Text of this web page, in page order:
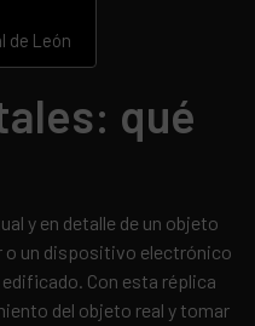
de León
qué
y en detalle de un objeto
o un dispositivo electrónico
Con esta réplica
del objeto real y tomar